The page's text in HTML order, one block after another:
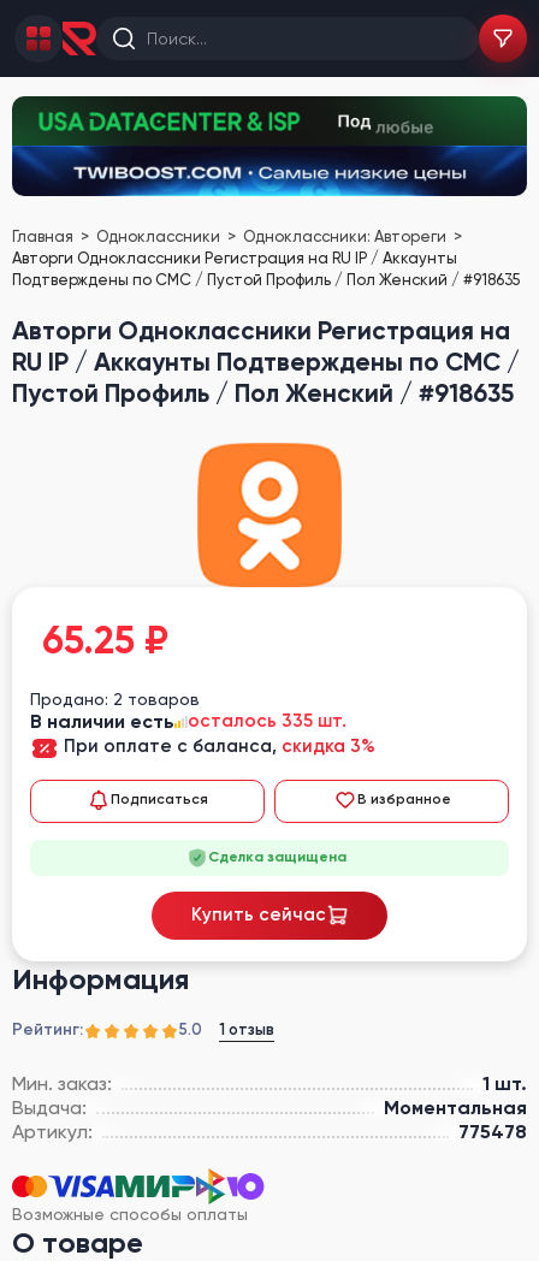
Главная Одноклассники
Одноклассники: Автореги
Авторги Одноклассники Регистрация на RU IP / Аккаунты
Подтверждены по СМС / Пустой Профиль / Пол Женский / #918635
Авторги Одноклассники Регистрация на
RU IP / Аккаунты Подтверждены по СМС /
Пустой Профиль / Пол Женский / #918635
Информация
Рейтинг: 5.0 1 отзыв
Мин. заказ:
1 шт.
Выдача:
Моментальная
Артикул:
775478
Возможные способы оплаты
О товаре
65.25 ₽
Продано: 2 товаров
В наличии есть
осталось 335 шт.
При оплате с баланса, скидка 3%
Подписаться В избранное
Сделка защищена
Купить сейчас